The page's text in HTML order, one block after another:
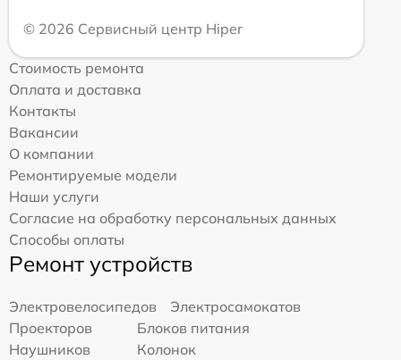
© 2026 Сервисный центр Hiper
Стоимость ремонта
Оплата и доставка
Контакты
Вакансии
О компании
Ремонтируемые модели
Наши услуги
Согласие на обработку персональных данных
Способы оплаты
Ремонт устройств
Электровелосипедов
Электросамокатов
Проекторов
Блоков питания
Наушников
Колонок